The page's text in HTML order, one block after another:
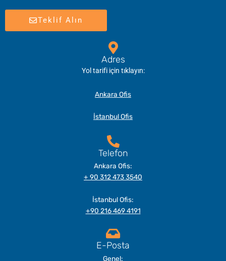
Teklif Alın
Adres
Yol tarifi için tıklayın:
Ankara Ofis
İstanbul Ofis
Telefon
Ankara Ofis:
+ 90 312 473 3540
İstanbul Ofis:
+90 216 469 4191
E-Posta
Genel: